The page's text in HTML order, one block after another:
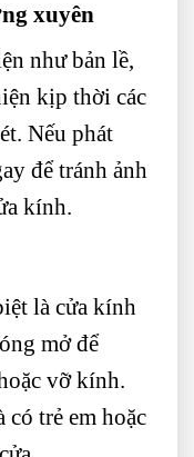
xuyên
như bản lề,
kịp thời các
Nếu phát
để tránh ảnh
kính.
là cửa kính
mở để
vỡ kính.
trẻ em hoặc